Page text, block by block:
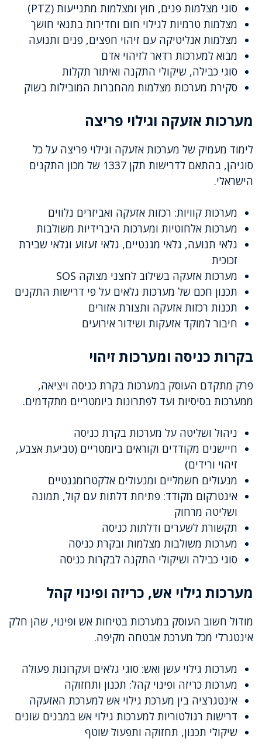
סוגי מצלמות פנים, חוץ ומצלמות מתנייעות (PTZ)
מצלמות טרמיות לגילוי חום וחדירות בתנאי חושך
מצלמות אנליטיקה עם זיהוי חפצים, פנים ותנועה
מבוא למערכות רדאר לזיהוי אדם
סוגי כבילה, שיקולי התקנה ואיתור תקלות
סקירת מערכות מצלמות מהחברות המובילות בשוק
מערכות אזעקה וגילוי פריצה
לימוד מעמיק של מערכות אזעקה וגילוי פריצה על כל
סוגיהן, בהתאם לדרישות תקן 1337 של מכון התקנים
הישראלי.
מערכות קוויות: רכזות אזעקה ואביזרים נלווים
מערכות אלחוטיות ומערכות היברידיות משולבות
גלאי תנועה, גלאי מגנטיים, גלאי זעזוע וגלאי שבירת
זכוכית
מערכות אזעקה בשילוב לחצני מצוקה SOS
תכנון חכם של מערכות גלאים על פי דרישות התקנים
תכנות רכזות אזעקה ותצורת אזורים
חיבור למוקד אזעקות ושידור אירועים
בקרות כניסה ומערכות זיהוי
פרק מתקדם העוסק במערכות בקרת כניסה ויציאה,
ממערכות בסיסיות ועד לפתרונות ביומטריים מתקדמים.
ניהול ושליטה על מערכות בקרת כניסה
חיישנים מקודדים וקוראים ביומטריים (טביעת אצבע,
זיהוי ורידים)
מנעולים חשמליים ומנעולים אלקטרומגנטיים
אינטרקום מקודד: פתיחת דלתות עם קול, תמונה
ושליטה מרחוק
תקשורת לשערים ודלתות כניסה
מערכות משולבות מצלמות ובקרת כניסה
סוגי כבילה ושיקולי התקנה לבקרות כניסה
מערכות גילוי אש, כריזה ופינוי קהל
מודול חשוב העוסק במערכות בטיחות אש ופינוי, שהן חלק
אינטגרלי מכל מערכת אבטחה מקיפה.
מערכות גילוי עשן ואש: סוגי גלאים ועקרונות פעולה
מערכות כריזה ופינוי קהל: תכנון ותחזוקה
אינטגרציה בין מערכת גילוי אש למערכת האזעקה
דרישות רגולטוריות למערכות גילוי אש במבנים שונים
שיקולי תכנון, תחזוקה ותפעול שוטף